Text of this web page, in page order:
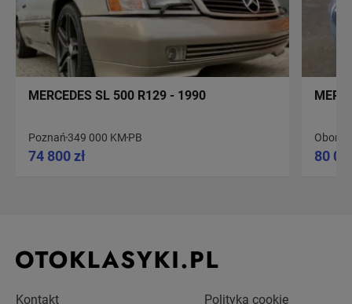
MERCEDES SL 500 R129 - 1990
Poznań 349 000 KM PB
74 800 zł 80
Kontakt Polityka cookie